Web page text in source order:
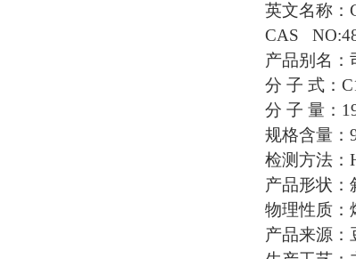
英文名称：
CAS
产品别名：
分 子 式：
分 子 量：
规格含量：
检测方法：
产品形状：
物理性质：
产品来源：